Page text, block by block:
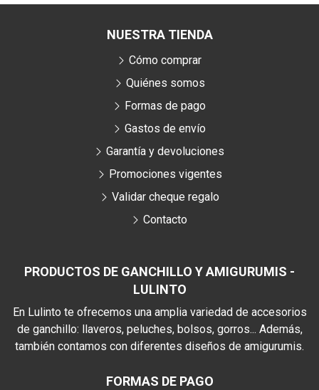
PRODUCTOS DE GANCHILLO Y AMIGURUMIS -
LULINTO
En Lulinto te ofrecemos una amplia variedad de accesorios
de ganchillo: llaveros, peluches, bolsos, gorros... Además,
también contamos con diferentes diseños de amigurumis.
FORMAS DE PAGO
NUESTRA TIENDA
Cómo comprar
Quiénes somos
Formas de pago
Gastos de envío
Garantía y devoluciones
Promociones vigentes
Validar cheque regalo
Contacto